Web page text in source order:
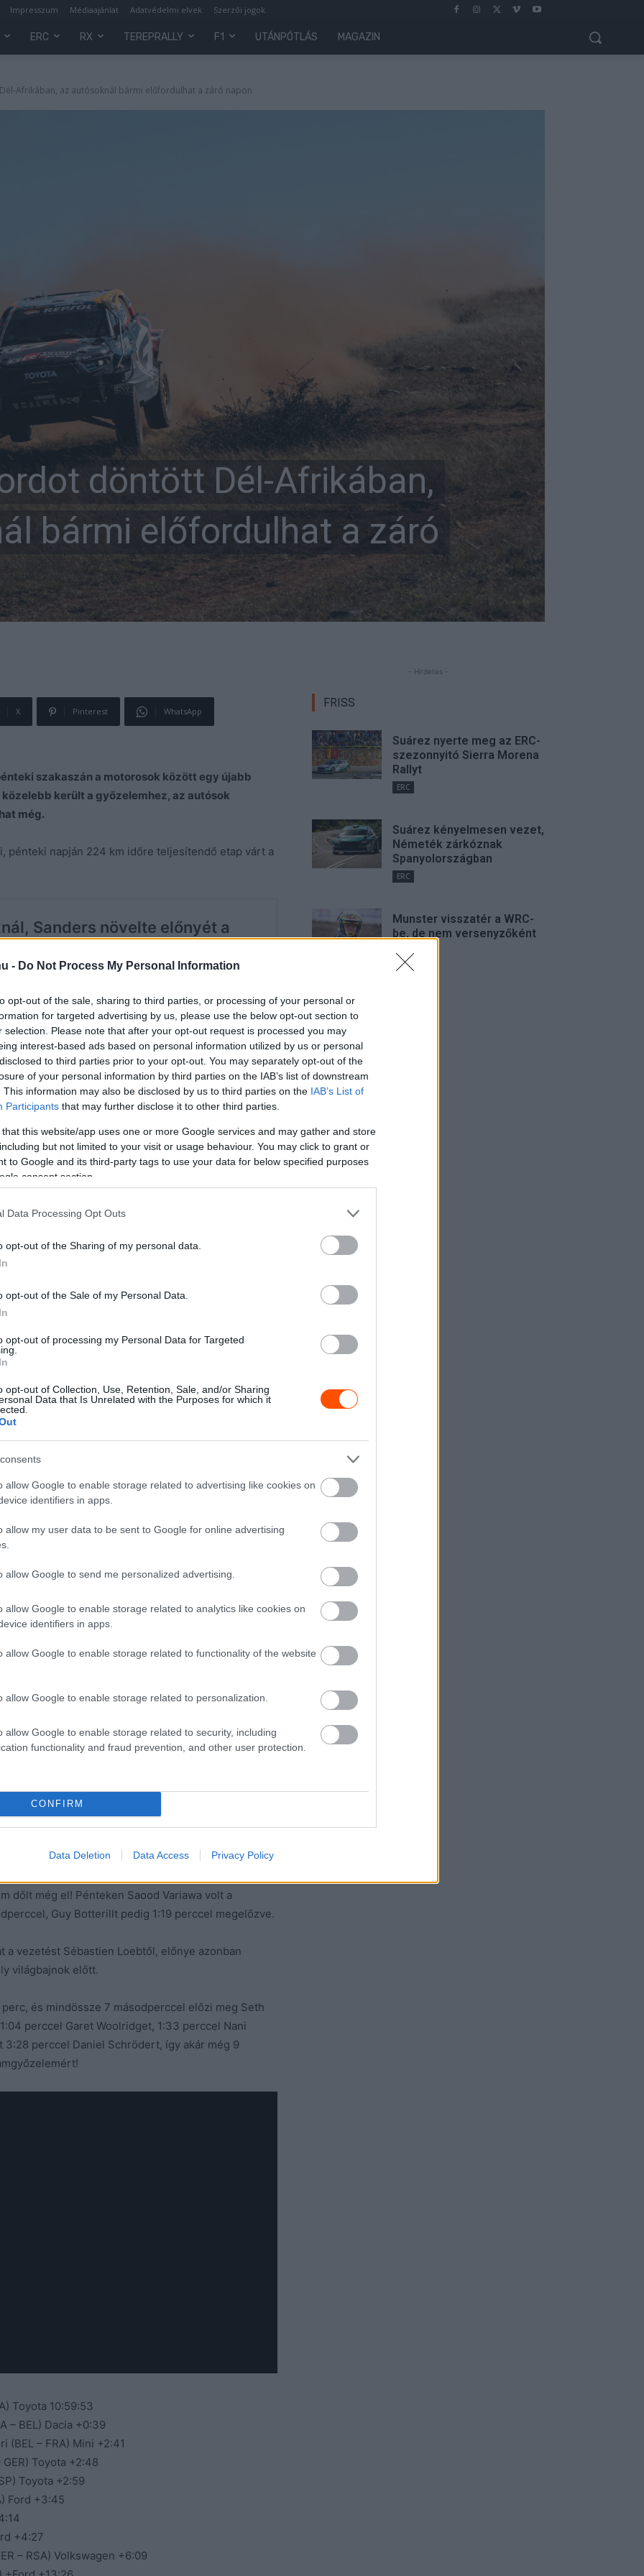
- Do Not Process My Personal Information
opt-out of the sale, sharing to third parties, or processing of your personal or
for targeted advertising by us, please use the below opt-out section to
selection. Please note that after your opt-out request is processed you may
interest-based ads based on personal information utilized by us or personal
to third parties prior to your opt-out. You may separately opt-out of the
of your personal information by third parties on the IAB’s list of downstream
This information may also be disclosed by us to third parties on the IAB’s List of
Participants that may further disclose it to other third parties.
that this website/app uses one or more Google services and may gather and store
but not limited to your visit or usage behaviour. You may click to grant or
to Google and its third-party tags to use your data for below specified purposes
consent section.
Data Processing Opt Outs
opt-out of the Sharing of my personal data.
opt-out of the Sale of my Personal Data.
opt-out of processing my Personal Data for Targeted
opt-out of Collection, Use, Retention, Sale, and/or Sharing
Data that Is Unrelated with the Purposes for which it
allow Google to enable storage related to advertising like cookies on
identifiers in apps.
allow my user data to be sent to Google for online advertising
allow Google to send me personalized advertising.
allow Google to enable storage related to analytics like cookies on
identifiers in apps.
allow Google to enable storage related to functionality of the website
allow Google to enable storage related to personalization.
allow Google to enable storage related to security, including
functionality and fraud prevention, and other user protection.
CONFIRM
Data Deletion Data Access Privacy Policy
Impresszum Médiaajánlat Adatvédelmi elvek Szerzői jogok
ERC RX TEREPRALLY F1 UTÁNPÓTLÁS MAGAZIN
Afrikában, az autósoknál bármi előfordulhat a záró napon
döntött Dél-Afrikában,
bármi előfordulhat a záró
X Pinterest WhatsApp
szakaszán a motorosok között egy újabb
került a győzelemhez, az autósok
még.
napján 224 km időre teljesítendő etap várt a
nyert, az ausztrál KTM-est a Hondás Adrien
1:49 perc hátránnyal követte, így az ausztrál
belüli 11. szakaszgyőzelmét a RallyGP
Luciano Benavides, és 10:17 percre Van Beveren
ledolgozható, az eddig történtek alapján az
dőlt még el! Pénteken Saood Variawa volt a
Guy Botterillt pedig 1:19 perccel megelőzve.
a vezetést Sébastien Loebtől, előnye azonban
világbajnok előtt.
és mindössze 7 másodperccel előzi meg Seth
perccel Garet Woolridget, 1:33 perccel Nani
3:28 perccel Daniel Schrödert, így akár még 9
Toyota 10:59:53
– BEL) Dacia +0:39
(BEL – FRA) Mini +2:41
Toyota +2:48
Toyota +2:59
Ford +3:45
+4:27
– RSA) Volkswagen +6:09
- Hirdetés -
FRISS
Suárez nyerte meg az ERC-
szezonnyitó Sierra Morena
Rallyt
ERC
Suárez kényelmesen vezet,
Németék zárkóznak
Spanyolországban
ERC
Munster visszatér a WRC-
be, de nem versenyzőként
WRC